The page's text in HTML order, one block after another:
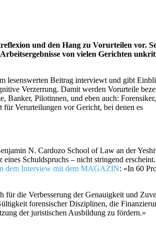
und den Hang zu Vorurteilen vor.
von vielen Gerichten
lesenswerten Beitrag interviewt und gibt
Verzerrung. Damit werden Vorurteile
Banker, Pilotinnen, und eben auch: Forensiker,
Verurteilungen vor Gericht, bei denen es
N. Cardozo School of Law an der
Schuldspruchs – nicht stringend
dem Interview mit dem MAGAZIN: «In 60
für die Verbesserung der Genauigkeit und
forensischer Disziplinen, die
der juristischen Ausbildung zu fördern.»